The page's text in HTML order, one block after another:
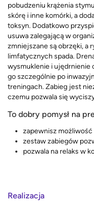
pobudzeniu krążenia
skórę i inne komórki, a
toksyn. Dodatkowo
usuwa zalegającą w
zmniejszane są obrzęki, a
limfatycznych spada.
wysmuklenie i ujędrnienie
go szczególnie po
treningach. Zabieg jest
czemu pozwala się
To dobry pomysł na
zapewnisz
zestaw zabiegów
pozwala na relaks w
Realizacja